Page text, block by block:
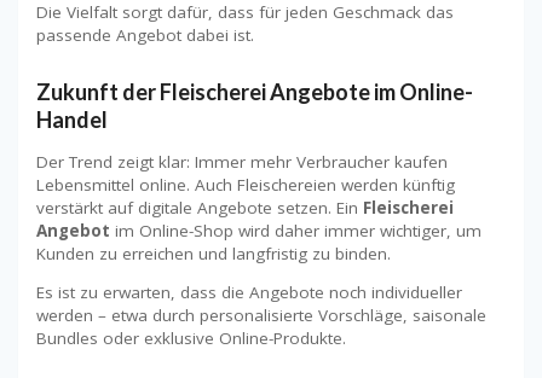
Die Vielfalt sorgt dafür, dass für jeden Geschmack das
passende Angebot dabei ist.
Zukunft der Fleischerei Angebote im Online-
Handel
Der Trend zeigt klar: Immer mehr Verbraucher kaufen
Lebensmittel online. Auch Fleischereien werden künftig
verstärkt auf digitale Angebote setzen. Ein Fleischerei
Angebot im Online-Shop wird daher immer wichtiger, um
Kunden zu erreichen und langfristig zu binden.
Es ist zu erwarten, dass die Angebote noch individueller
werden – etwa durch personalisierte Vorschläge, saisonale
Bundles oder exklusive Online-Produkte.